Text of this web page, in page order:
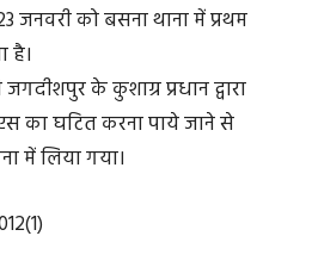
को बसना थाना में प्रथम
है।
के कुशाग्र प्रधान द्वारा
का घटित करना पाये जाने से
में लिया गया।